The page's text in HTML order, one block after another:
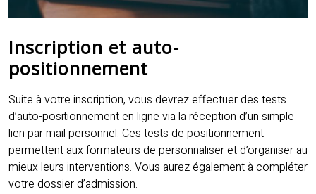
Inscription et auto-
positionnement
Suite à votre inscription, vous devrez effectuer des tests
d’auto-positionnement en ligne via la réception d’un simple
lien par mail personnel. Ces tests de positionnement
permettent aux formateurs de personnaliser et d’organiser au
mieux leurs interventions. Vous aurez également à compléter
votre dossier d’admission.